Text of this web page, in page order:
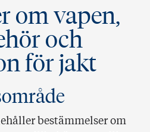
om vapen,
och
för jakt
bestämmelser om